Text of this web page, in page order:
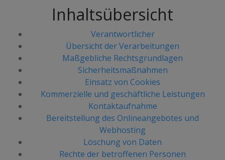
Inhaltsübersicht
Verantwortlicher
Übersicht der Verarbeitungen
Maßgebliche Rechtsgrundlagen
Sicherheitsmaßnahmen
Einsatz von Cookies
Kommerzielle und geschäftliche Leistungen
Kontaktaufnahme
Bereitstellung des Onlineangebotes und
Webhosting
Löschung von Daten
Rechte der betroffenen Personen